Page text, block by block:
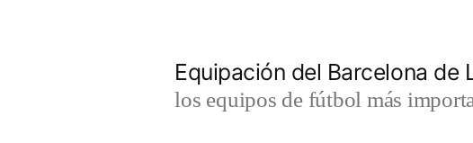
Equipación del Barcelona de
los equipos de fútbol más